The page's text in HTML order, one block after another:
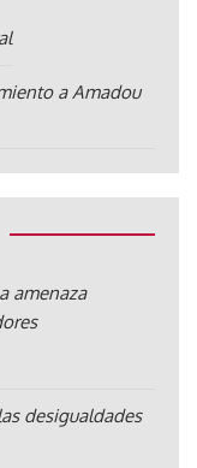
a Amadou
amenaza
desigualdades